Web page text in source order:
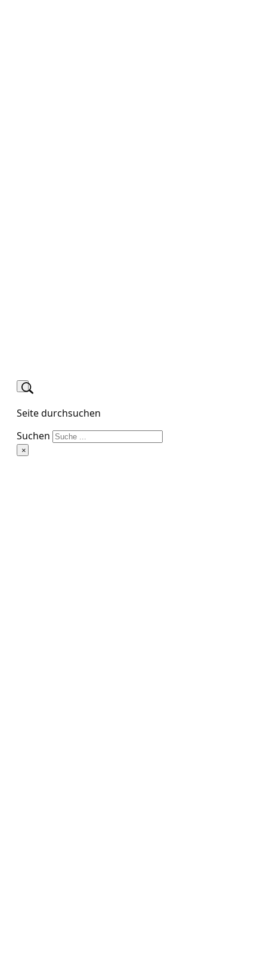
Seite durchsuchen
Suchen
×